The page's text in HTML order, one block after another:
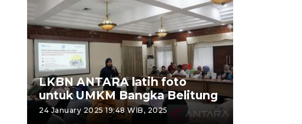
LKBN ANTARA latih foto
untuk UMKM Bangka Belitung
24 January 2025 19:48 WIB, 2025